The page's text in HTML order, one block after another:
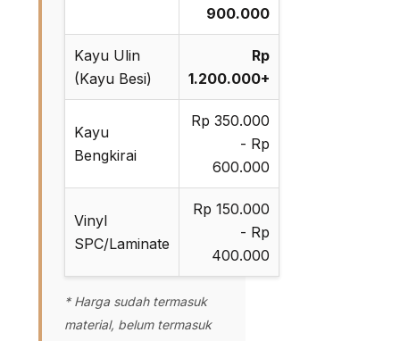
900.000
Kayu Ulin
(Kayu Besi)
Rp
1.200.000+
Kayu
Bengkirai
Rp 350.000
- Rp
600.000
Vinyl
SPC/Laminate
Rp 150.000
- Rp
400.000
* Harga sudah termasuk
material, belum termasuk